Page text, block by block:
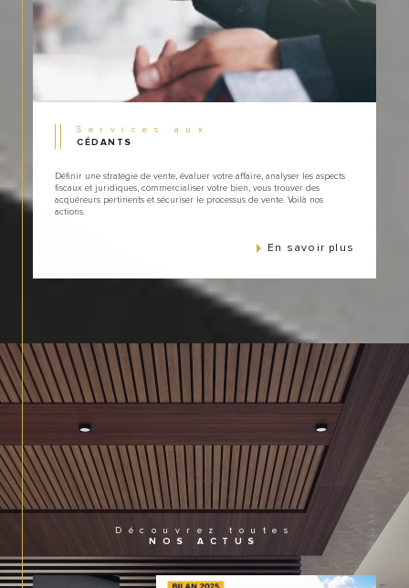
Services aux
CÉDANTS
Définir une stratégie de vente, évaluer votre affaire, analyser les aspects
fiscaux et juridiques, commercialiser votre bien, vous trouver des
acquéreurs pertinents et sécuriser le processus de vente. Voilà nos
actions.
En savoir plus
Découvrez toutes
NOS ACTUS